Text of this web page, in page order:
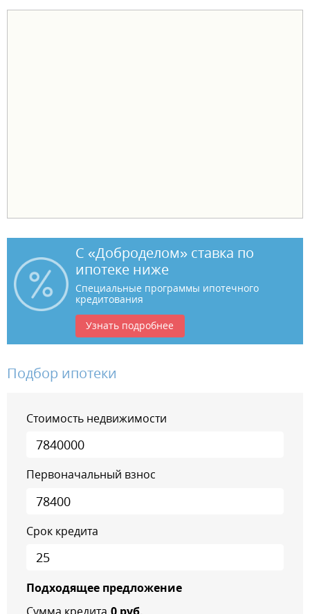
С «Доброделом» ставка по
ипотеке ниже
Специальные программы ипотечного
кредитования
Узнать подробнее
Подбор ипотеки
Стоимость недвижимости
Первоначальный взнос
Срок кредита
Подходящее предложение